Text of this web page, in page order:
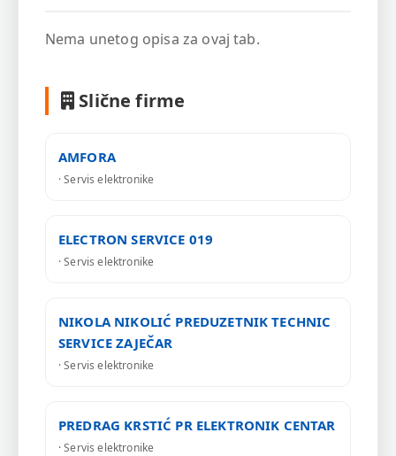
Nema unetog opisa za ovaj tab.
Slične firme
AMFORA
· Servis elektronike
ELECTRON SERVICE 019
· Servis elektronike
NIKOLA NIKOLIĆ PREDUZETNIK TECHNIC
SERVICE ZAJEČAR
· Servis elektronike
PREDRAG KRSTIĆ PR ELEKTRONIK CENTAR
· Servis elektronike